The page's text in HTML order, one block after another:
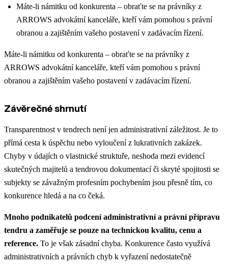
Máte-li námitku od konkurenta – obraťte se na právníky z
ARROWS advokátní kanceláře, kteří vám pomohou s právní
obranou a zajištěním vašeho postavení v zadávacím řízení.
Máte-li námitku od konkurenta – obraťte se na právníky z
ARROWS advokátní kanceláře, kteří vám pomohou s právní
obranou a zajištěním vašeho postavení v zadávacím řízení.
Závěrečné shrnutí
Transparentnost v tendrech není jen administrativní záležitost. Je to
přímá cesta k úspěchu nebo vyloučení z lukrativních zakázek.
Chyby v údajích o vlastnické struktuře, neshoda mezi evidencí
skutečných majitelů a tendrovou dokumentací či skryté spojitosti se
subjekty se závažným profesním pochybením jsou přesně tím, co
konkurence hledá a na co čeká.
Mnoho podnikatelů podcení administrativní a právní přípravu
tendru a zaměřuje se pouze na technickou kvalitu, cenu a
reference. To je však zásadní chyba. Konkurence často využívá
administrativních a právních chyb k vyřazení nedostatečně